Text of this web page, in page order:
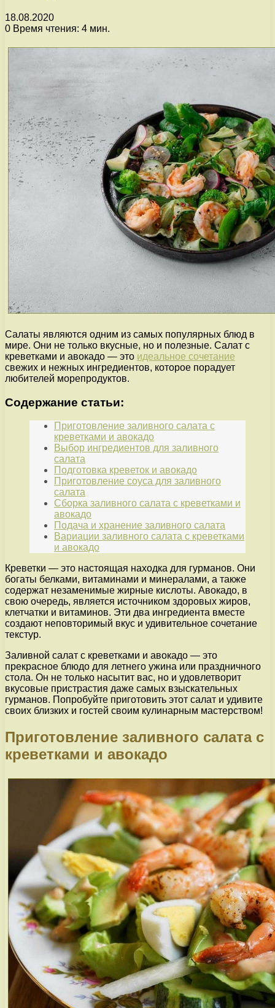
18.08.2020
0 Время чтения: 4 мин.
Салаты являются одним из самых популярных блюд в
мире. Они не только вкусные, но и полезные. Салат с
креветками и авокадо — это идеальное сочетание
свежих и нежных ингредиентов, которое порадует
любителей морепродуктов.
Содержание статьи:
Приготовление заливного салата с
креветками и авокадо
Выбор ингредиентов для заливного
салата
Подготовка креветок и авокадо
Приготовление соуса для заливного
салата
Сборка заливного салата с креветками и
авокадо
Подача и хранение заливного салата
Вариации заливного салата с креветками
и авокадо
Креветки — это настоящая находка для гурманов. Они
богаты белками, витаминами и минералами, а также
содержат незаменимые жирные кислоты. Авокадо, в
свою очередь, является источником здоровых жиров,
клетчатки и витаминов. Эти два ингредиента вместе
создают неповторимый вкус и удивительное сочетание
текстур.
Заливной салат с креветками и авокадо — это
прекрасное блюдо для летнего ужина или праздничного
стола. Он не только насытит вас, но и удовлетворит
вкусовые пристрастия даже самых взыскательных
гурманов. Попробуйте приготовить этот салат и удивите
своих близких и гостей своим кулинарным мастерством!
Приготовление заливного салата с
креветками и авокадо